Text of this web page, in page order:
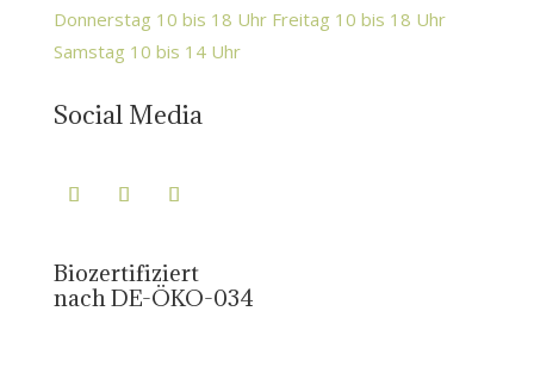
Donnerstag 10 bis 18 Uhr Freitag 10 bis 18 Uhr
Samstag 10 bis 14 Uhr
Social Media
Biozertifiziert
nach DE-ÖKO-034